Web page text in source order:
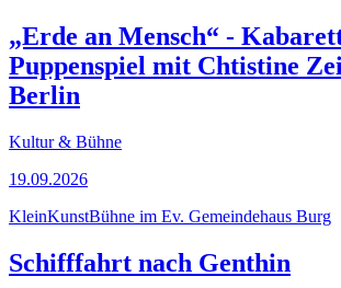
„Erde an Mensch“ -
Puppenspiel mit Chtistine
Berlin
Kultur & Bühne
19.09.2026
KleinKunstBühne im Ev. Gemeindehaus Burg
Schifffahrt nach Genthin